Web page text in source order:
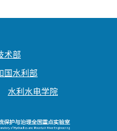
术部
国水利部
水利水电学院